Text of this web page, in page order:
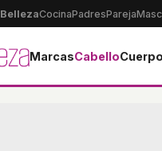
BellezaCocinaPadresPareja
MarcasCabelloCuerpo